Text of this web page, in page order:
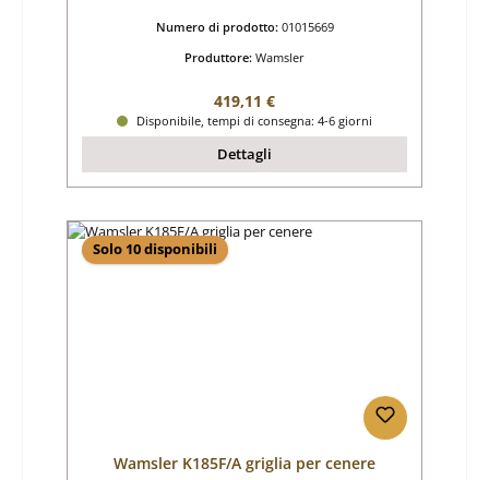
Numero di prodotto: 01015669
Produttore: Wamsler
Prezzo normale:
419,11 €
Disponibile, tempi di consegna: 4-6 giorni
Dettagli
Solo 10 disponibili
Wamsler K185F/A griglia per cenere